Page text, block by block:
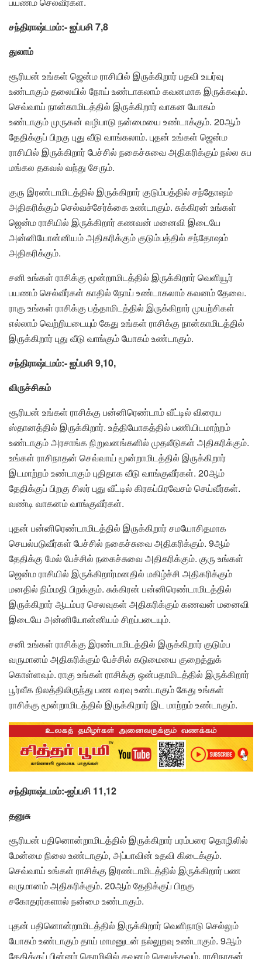
சந்திராஷ்டமம்:- ஐப்பசி 7,8
துலாம்
சூரியன் உங்கள் ஜென்ம ராசியில் இருக்கிறார் பதவி உயர்வு
உண்டாகும் தலையில் நோய் உண்டாகலாம் கவனமாக இருக்கவும்.
செவ்வாய் நான்காமிடத்தில் இருக்கிறார் வாகன யோகம்
உண்டாகும் முருகன் வழிபாடு நன்மையை உண்டாக்கும். 20ஆம்
தேதிக்குப் பிறகு புது வீடு வாங்கலாம். புதன் உங்கள் ஜென்ம
ராசியில் இருக்கிறார் பேச்சில் நகைச்சுவை அதிகரிக்கும் நல்ல சுப
மங்கல தகவல் வந்து சேரும்.
குரு இரண்டாமிடத்தில் இருக்கிறார் குடும்பத்தில் சந்தோஷம்
அதிகரிக்கும் செல்வச்சேர்க்கை உண்டாகும். சுக்கிரன் உங்கள்
ஜென்ம ராசியில் இருக்கிறார் கணவன் மனைவி இடையே
அன்னியோன்னியம் அதிகரிக்கும் குடும்பத்தில் சந்தோஷம்
அதிகரிக்கும்.
சனி உங்கள் ராசிக்கு மூன்றாமிடத்தில் இருக்கிறார் வெளியூர்
பயணம் செல்வீர்கள் காதில் நோய் உண்டாகலாம் கவனம் தேவை.
ராகு உங்கள் ராசிக்கு பத்தாமிடத்தில் இருக்கிறார் முயற்சிகள்
எல்லாம் வெற்றியடையும் கேது உங்கள் ராசிக்கு நான்காமிடத்தில்
இருக்கிறார் புது வீடு வாங்கும் யோகம் உண்டாகும்.
சந்திராஷ்டமம்:- ஐப்பசி 9,10,
விருச்சிகம்
சூரியன் உங்கள் ராசிக்கு பன்னிரெண்டாம் வீட்டில் விரைய
ஸ்தானத்தில் இருக்கிறார். உத்தியோகத்தில் பணியிடமாற்றம்
உண்டாகும் அரசாங்க நிறுவனங்களில் முதலீடுகள் அதிகரிக்கும்.
உங்கள் ராசிநாதன் செவ்வாய் மூன்றாமிடத்தில் இருக்கிறார்
இடமாற்றம் உண்டாகும் புதிதாக வீடு வாங்குவீர்கள். 20ஆம்
தேதிக்குப் பிறகு சிலர் புது வீட்டில் கிரகப்பிரவேசம் செய்வீர்கள்.
வண்டி வாகனம் வாங்குவீர்கள்.
புதன் பன்னிரெண்டாமிடத்தில் இருக்கிறார் சமயோசிதமாக
செயல்படுவீர்கள் பேச்சில் நகைச்சுவை அதிகரிக்கும். 9ஆம்
தேதிக்கு மேல் பேச்சில் நகைச்சுவை அதிகரிக்கும். குரு உங்கள்
ஜென்ம ராசியில் இருக்கிறார்மனதில் மகிழ்ச்சி அதிகரிக்கும்
மனதில் நிம்மதி பிறக்கும். சுக்கிரன் பன்னிரெண்டாமிடத்தில்
இருக்கிறார் ஆடம்பர செலவுகள் அதிகரிக்கும் கணவன் மனைவி
இடையே அன்னியோன்னியம் சிறப்படையும்.
சனி உங்கள் ராசிக்கு இரண்டாமிடத்தில் இருக்கிறார் குடும்ப
வருமானம் அதிகரிக்கும் பேச்சில் கடுமையை குறைத்துக்
கொள்ளவும். ராகு உங்கள் ராசிக்கு ஒன்பதாமிடத்தில் இருக்கிறார்
பூர்வீக நிலத்திலிருந்து பண வரவு உண்டாகும் கேது உங்கள்
ராசிக்கு மூன்றாமிடத்தில் இருக்கிறார் இட மாற்றம் உண்டாகும்.
சந்திராஷ்டமம்:-ஐப்பசி 11,12
தனுசு
சூரியன் பதினொன்றாமிடத்தில் இருக்கிறார் பரம்பரை தொழிலில்
மேன்மை நிலை உண்டாகும், அப்பாவின் உதவி கிடைக்கும்.
செவ்வாய் உங்கள் ராசிக்கு இரண்டாமிடத்தில் இருக்கிறார் பண
வருமானம் அதிகரிக்கும். 20ஆம் தேதிக்குப் பிறகு
சகோதரர்களால் நன்மை உண்டாகும்.
புதன் பதினொன்றாமிடத்தில் இருக்கிறார் வெளிநாடு செல்லும்
யோகம் உண்டாகும் தாய் மாமனுடன் நல்லுறவு உண்டாகும். 9ஆம்
தேதிக்குப் பின்னர் தொழிலில் கவனம் செலுத்தவும். ராசிநாதன்